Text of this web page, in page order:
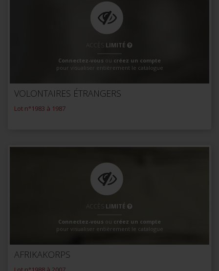
ACCÈS LIMITÉ
Connectez-vous ou créez un compte
pour visualiser entièrement le catalogue
VOLONTAIRES ÉTRANGERS
Lot n°1983 à 1987
ACCÈS LIMITÉ
Connectez-vous ou créez un compte
pour visualiser entièrement le catalogue
AFRIKAKORPS